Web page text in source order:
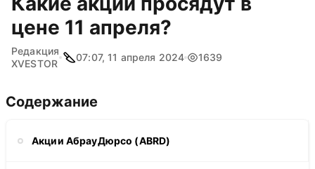
цене 11 апреля?
Редакция
XVESTOR
07:07, 11 апреля 2024 1639
Содержание
Акции АбрауДюрсо (ABRD)